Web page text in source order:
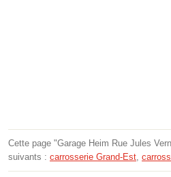
Cette page "Garage Heim Rue Jules
suivants : carrosserie Grand-Est